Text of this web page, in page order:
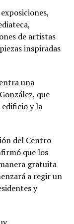
de artistas
inspiradas
una
que
y la
del Centro
que los
gratuita
a regir un
y